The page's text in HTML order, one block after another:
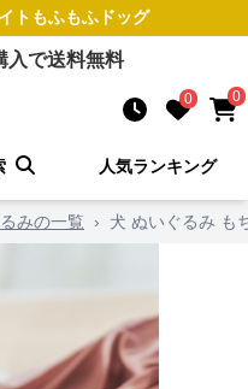
ト もふもふドッグ
入で送料無料
0 0
人気ランキング
みの一覧 › 犬 ぬいぐるみ も